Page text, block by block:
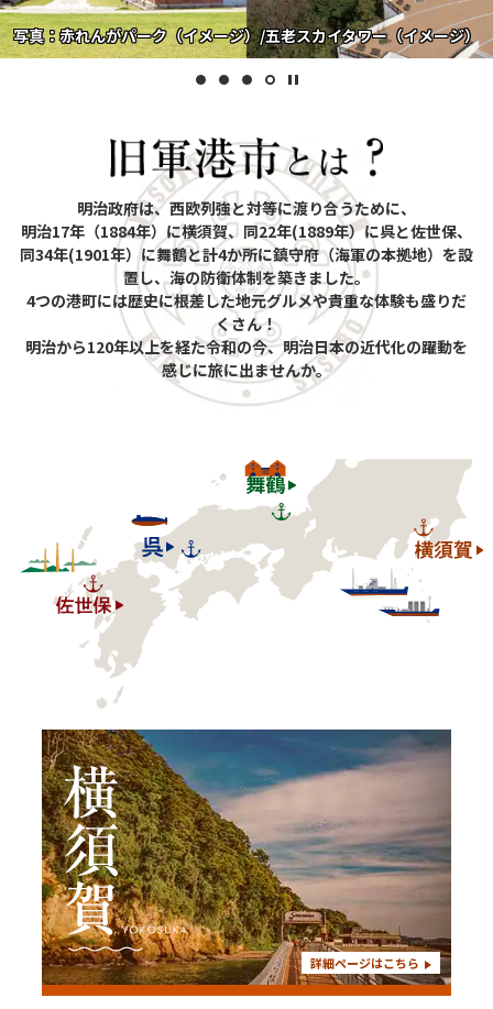
写真：赤れんがパーク（イメージ）/五老スカイタワー（イメージ）
写真：猿島（イメージ）/横須賀美術館（イメージ）
写真：松濤園（イメージ）/大和ミュージアム（イメージ）
写真：旧佐世保無線電信所（針尾送信所）（イメージ）/黒島天主堂
（イメージ）
写真：赤れんがパーク（イメージ）/五老スカイタワー（イメージ）
写真：猿島（イメージ）/横須賀美術館（イメージ）
明治政府は、西欧列強と対等に渡り合うために、
明治17年（1884年）に横須賀、同22年(1889年）に呉と佐世保、
同34年(1901年）に舞鶴と計4か所に鎮守府（海軍の本拠地）を設
置し、海の防衛体制を築きました。
4つの港町には歴史に根差した地元グルメや貴重な体験も盛りだ
くさん！
明治から120年以上を経た令和の今、明治日本の近代化の躍動を
感じに旅に出ませんか。
詳細ページはこちら